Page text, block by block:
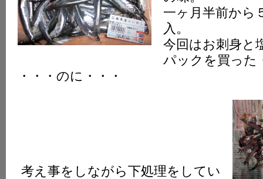
一ヶ月半前から
入。
今回はお刺身と
パックを買った
・・・のに・・・
考え事をしながら下処理をしてい